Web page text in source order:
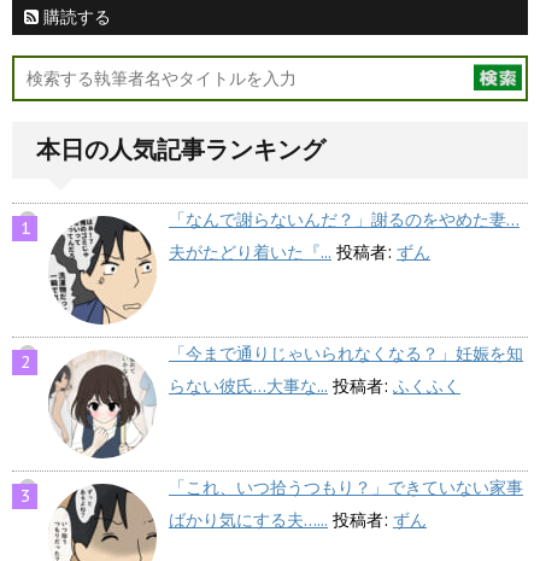
購読する
本日の人気記事ランキング
「なんで謝らないんだ？」謝るのをやめた妻…
夫がたどり着いた『... 投稿者: ずん
「今まで通りじゃいられなくなる？」妊娠を知
らない彼氏…大事な... 投稿者: ふくふく
「これ、いつ拾うつもり？」できていない家事
ばかり気にする夫…... 投稿者: ずん